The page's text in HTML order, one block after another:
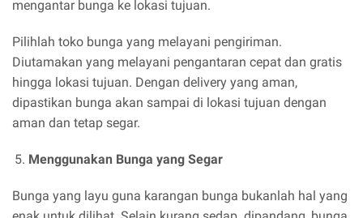
mengantar bunga ke lokasi tujuan.
Pilihlah toko bunga yang melayani pengiriman.
Diutamakan yang melayani pengantaran cepat dan gratis
hingga lokasi tujuan. Dengan delivery yang aman,
dipastikan bunga akan sampai di lokasi tujuan dengan
aman dan tetap segar.
Menggunakan Bunga yang Segar
Bunga yang layu guna karangan bunga bukanlah hal yang